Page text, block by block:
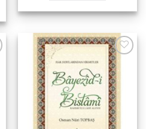
Add to
wishlist